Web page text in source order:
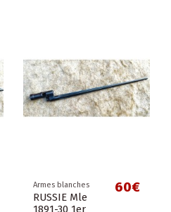
Armes blanches
RUSSIE Mle
1891-30 1er
60€